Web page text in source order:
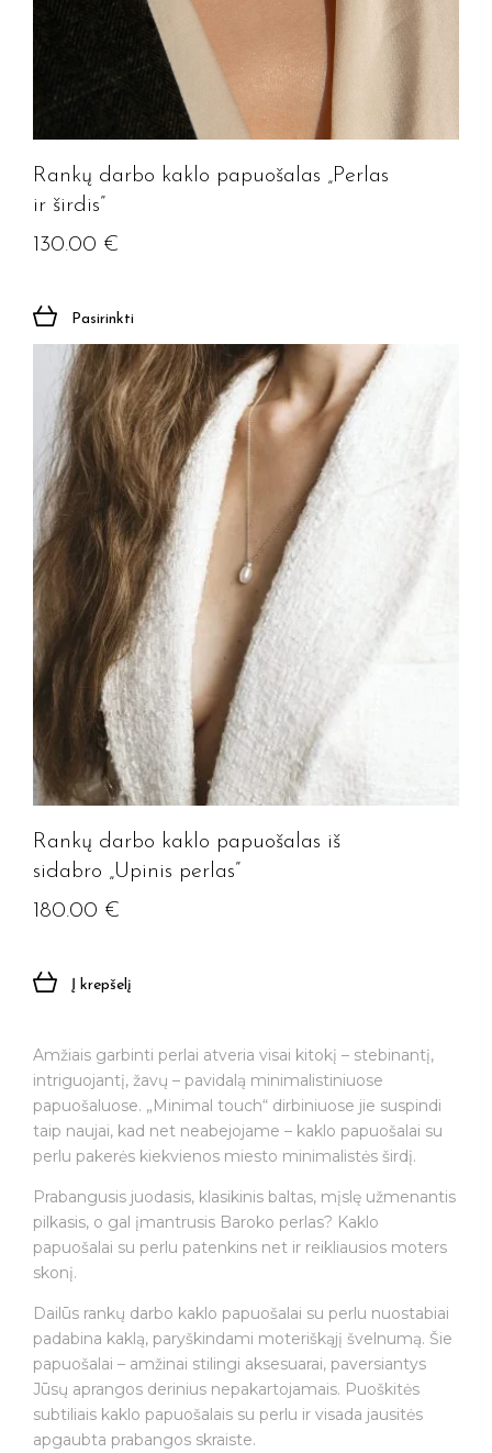
Rankų darbo kaklo papuošalas „Perlas
ir širdis”
130.00 €
Pasirinkti
Rankų darbo kaklo papuošalas iš
sidabro „Upinis perlas”
180.00 €
Į krepšelį
Amžiais garbinti perlai atveria visai kitokį – stebinantį,
intriguojantį, žavų – pavidalą minimalistiniuose
papuošaluose. „Minimal touch“ dirbiniuose jie suspindi
taip naujai, kad net neabejojame – kaklo papuošalai su
perlu pakerės kiekvienos miesto minimalistės širdį.
Prabangusis juodasis, klasikinis baltas, mįslę užmenantis
pilkasis, o gal įmantrusis Baroko perlas? Kaklo
papuošalai su perlu patenkins net ir reikliausios moters
skonį.
Dailūs rankų darbo kaklo papuošalai su perlu nuostabiai
padabina kaklą, paryškindami moteriškąjį švelnumą. Šie
papuošalai – amžinai stilingi aksesuarai, paversiantys
Jūsų aprangos derinius nepakartojamais. Puoškitės
subtiliais kaklo papuošalais su perlu ir visada jausitės
apgaubta prabangos skraiste.